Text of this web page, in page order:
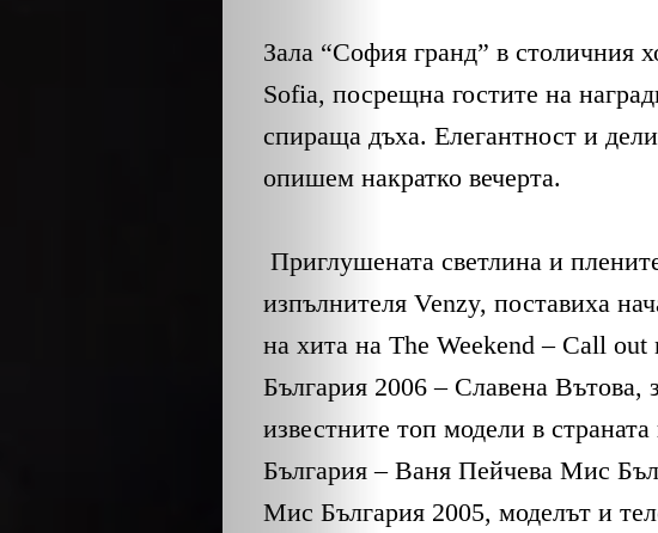
УСПЕХ
ОБЩЕСТВО
ОНЛАЙН
ПОТРЕБИТЕЛИТЕ
ПРОФЕСИИ
ПСИХОЛОГИЯ
ТРАНСПОРТ
Зала “София гранд” в столичния
Sofia, посрещна гостите на
спираща дъха. Елегантност и
опишем накратко вечерта.
Приглушената светлина и
изпълнителя Venzy, поставиха
на хита на The Weekend – Call out
България 2006 – Славена Вътова,
известните топ модели в
България– Ваня Пейчева Мис
Мис България 2005, моделът и